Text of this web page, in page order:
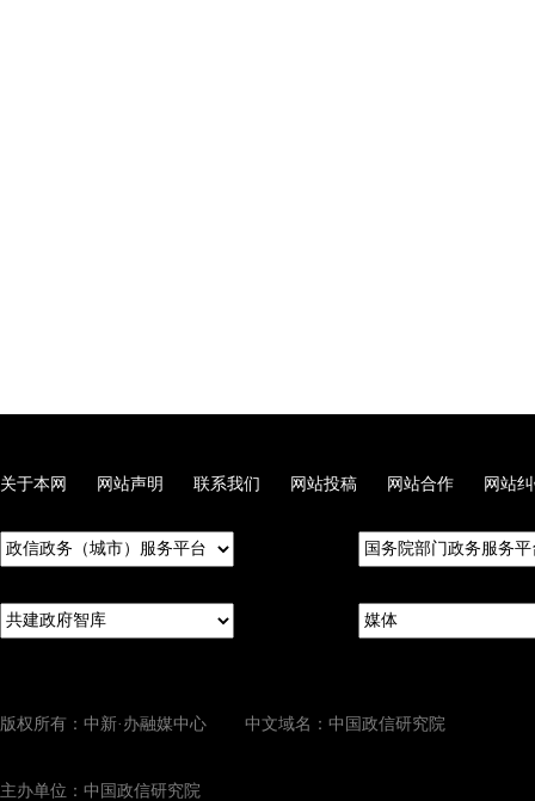
关于本网 网站声明 联系我们 网站投稿 网站合作 网站
版权所有：中新·办融媒中心 中文域名：中国政信研究院
主办单位：中国政信研究院